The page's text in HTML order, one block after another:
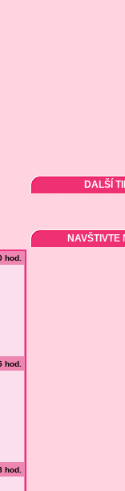
hod.
hod.
hod.
DALŠÍ
NAVŠTIVTE